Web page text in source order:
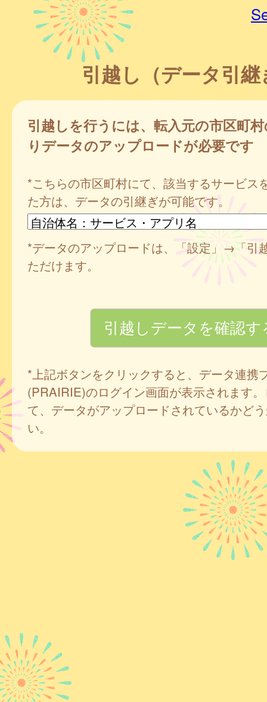
引越し（データ引継
引越しを行うには、転入元の市区町
りデータのアップロードが必要です
*こちらの市区町村にて、該当するサービス
た方は、データの引継ぎが可能です。
*データのアップロードは、「設定」→「引
ただけます。
*上記ボタンをクリックすると、データ連携
(PRAIRIE)のログイン画面が表示されます
て、データがアップロードされているかど
い。